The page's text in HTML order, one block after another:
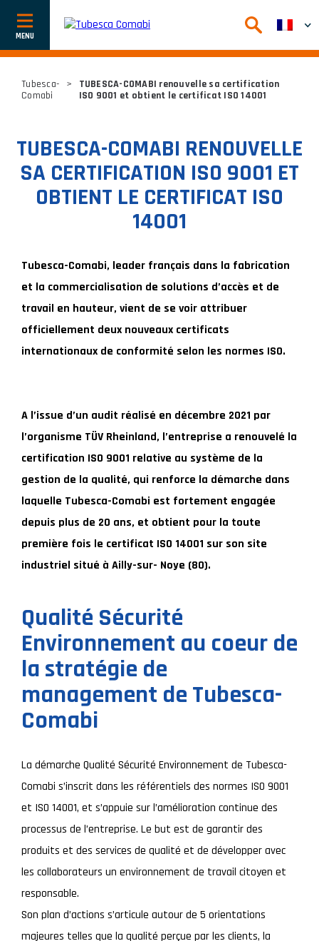
Afficher
ou
Tubesca-
Comabi
>
TUBESCA-COMABI renouvelle sa certification
ISO 9001 et obtient le certificat ISO 14001
TUBESCA-COMABI RENOUVELLE
SA CERTIFICATION ISO 9001 ET
OBTIENT LE CERTIFICAT ISO
14001
Tubesca-Comabi, leader français dans la fabrication
et la commercialisation de solutions d’accès et de
travail en hauteur, vient de se voir attribuer
officiellement deux nouveaux certificats
internationaux de conformité selon les normes ISO.
A l’issue d’un audit réalisé en décembre 2021 par
l’organisme TÜV Rheinland, l’entreprise a renouvelé la
certification ISO 9001 relative au système de la
gestion de la qualité, qui renforce la démarche dans
laquelle Tubesca-Comabi est fortement engagée
depuis plus de 20 ans, et obtient pour la toute
première fois le certificat ISO 14001 sur son site
industriel situé à Ailly-sur- Noye (80).
Qualité Sécurité
Environnement au coeur de
la stratégie de
management de Tubesca-
Comabi
La démarche Qualité Sécurité Environnement de Tubesca-
Comabi s’inscrit dans les référentiels des normes ISO 9001
et ISO 14001, et s’appuie sur l’amélioration continue des
processus de l’entreprise. Le but est de garantir des
produits et des services de qualité et de développer avec
les collaborateurs un environnement de travail citoyen et
responsable.
Son plan d’actions s’articule autour de 5 orientations
majeures telles que la qualité perçue par les clients, la